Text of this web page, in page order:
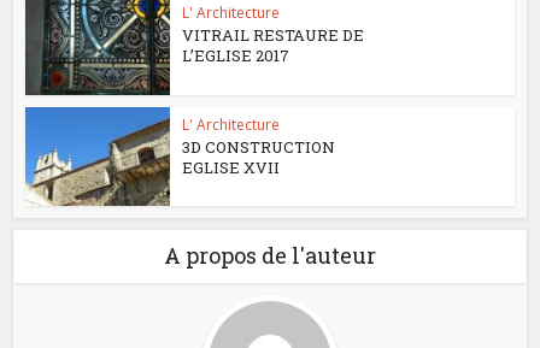
L' Architecture
VITRAIL RESTAURE DE
L’EGLISE 2017
L' Architecture
3D CONSTRUCTION
EGLISE XVII
A propos de l'auteur